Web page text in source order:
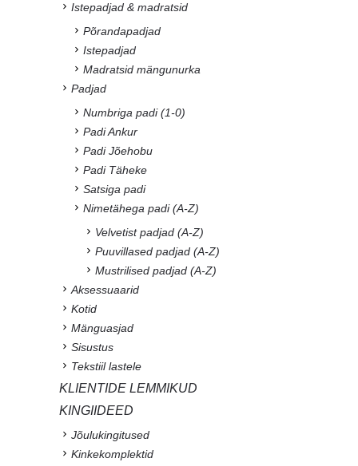
Istepadjad & madratsid
Põrandapadjad
Istepadjad
Madratsid mängunurka
Padjad
Numbriga padi (1-0)
Padi Ankur
Padi Jõehobu
Padi Täheke
Satsiga padi
Nimetähega padi (A-Z)
Velvetist padjad (A-Z)
Puuvillased padjad (A-Z)
Mustrilised padjad (A-Z)
Aksessuaarid
Kotid
Mänguasjad
Sisustus
Tekstiil lastele
KLIENTIDE LEMMIKUD
KINGIIDEED
Jõulukingitused
Kinkekomplektid